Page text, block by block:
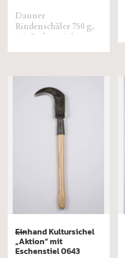
Dauner
Rindenschäler 750 g,
mit Eschenstiel
Einhand Kultursichel
„Aktion“ mit
Eschenstiel 0643